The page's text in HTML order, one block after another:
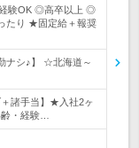
経験OK ◎高卒以上 ◎
たり ★固定給＋報奨
ナシ♪】 ☆北海道～
＋諸手当】★入社2ヶ
・経験…